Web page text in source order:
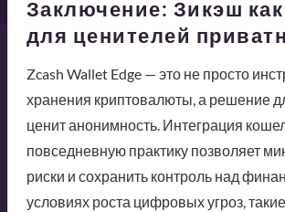
Заключение: Зикэш
для ценителей
Zcash Wallet Edge — это не просто
хранения криптовалюты, а решение
ценит анонимность. Интеграция
повседневную практику позволяет
риски и сохранить контроль над
условиях роста цифровых угроз,